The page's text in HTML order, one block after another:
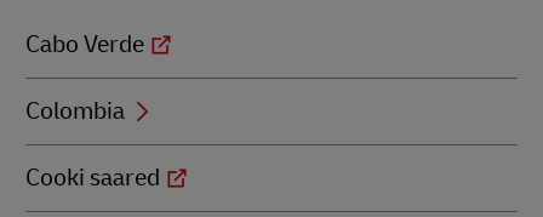
Cabo Verde
Colombia
Cooki saared